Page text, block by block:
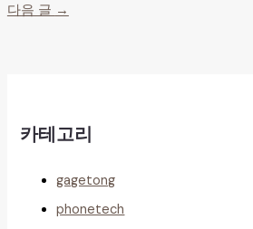
다음 글 →
카테고리
gagetong
phonetech